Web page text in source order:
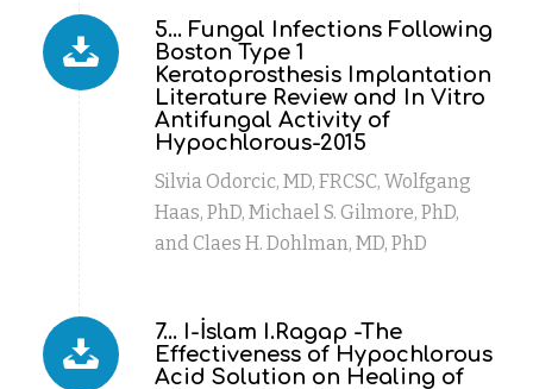
5... Fungal Infections Following
Boston Type 1
Keratoprosthesis Implantation
Literature Review and In Vitro
Antifungal Activity of
Hypochlorous-2015
Silvia Odorcic, MD, FRCSC, Wolfgang
Haas, PhD, Michael S. Gilmore, PhD,
and Claes H. Dohlman, MD, PhD
7... I-İslam I.Ragap -The
Effectiveness of Hypochlorous
Acid Solution on Healing of